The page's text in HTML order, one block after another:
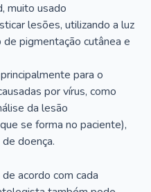
muito usado
lesões, utilizando a luz
pigmentação cutânea e
para o
por vírus, como
da lesão
se forma no paciente),
doença.
acordo com cada